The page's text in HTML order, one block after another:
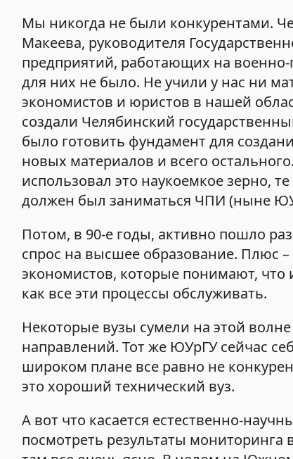
Мы никогда не были конкурентами.
Макеева, руководителя
предприятий, работающих на
для них не было. Не учили у нас ни
экономистов и юристов в нашей
создали Челябинский
было готовить фундамент для
новых материалов и всего
использовал это наукоемкое зерно,
должен был заниматься ЧПИ (ныне
Потом, в 90-е годы, активно пошло
спрос на высшее образование. Плюс
экономистов, которые понимают,
как все эти процессы обслуживать.
Некоторые вузы сумели на этой
направлений. Тот же ЮУрГУ сейчас
широком плане все равно не
это хороший технический вуз.
А вот что касается естественно-
посмотреть результаты мониторинга